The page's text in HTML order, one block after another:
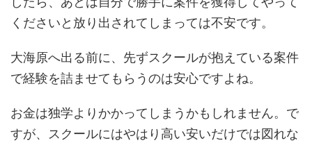
くださいと放り出されてしまっては不安です。
大海原へ出る前に、先ずスクールが抱えている案件
で経験を詰ませてもらうのは安心ですよね。
お金は独学よりかかってしまうかもしれません。で
すが、スクールにはやはり高い安いだけでは図れな